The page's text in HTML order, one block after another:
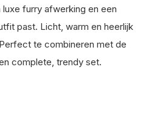
furry afwerking en een
past. Licht, warm en heerlijk
te combineren met de
complete, trendy set.